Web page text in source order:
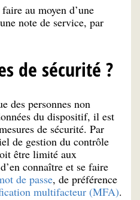
au moyen d’une
note de service, par
de sécurité ?
des personnes non
du dispositif, il est
de sécurité. Par
de gestion du contrôle
être limité aux
connaître et se faire
de passe, de préférence
multifacteur (MFA).